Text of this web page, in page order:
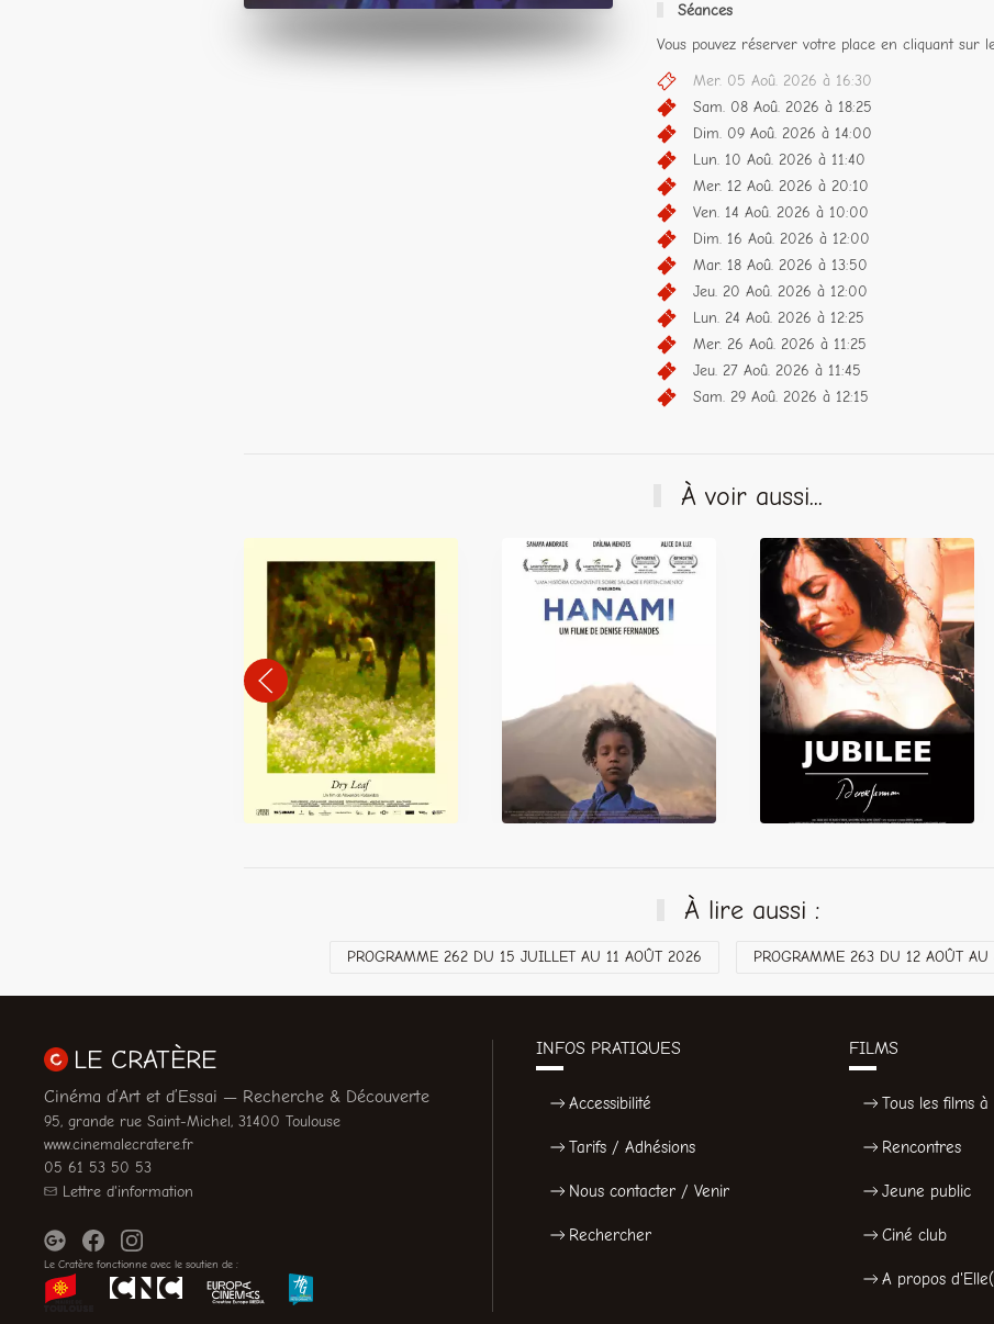
Séances
Vous pouvez réserver votre place en cliquant sur
Mer. 05 Aoû. 2026 à 16:30
Sam. 08 Aoû. 2026 à 18:25
Dim. 09 Aoû. 2026 à 14:00
Lun. 10 Aoû. 2026 à 11:40
Mer. 12 Aoû. 2026 à 20:10
Ven. 14 Aoû. 2026 à 10:00
Dim. 16 Aoû. 2026 à 12:00
Mar. 18 Aoû. 2026 à 13:50
Jeu. 20 Aoû. 2026 à 12:00
Lun. 24 Aoû. 2026 à 12:25
Mer. 26 Aoû. 2026 à 11:25
Jeu. 27 Aoû. 2026 à 11:45
Sam. 29 Aoû. 2026 à 12:15
À voir aussi...
À lire aussi :
PROGRAMME 262 DU 15 JUILLET AU 11 AOÛT 2026 PROGRAMME 263 DU 12 AOÛT
LE CRATÈRE
Cinéma d’Art et d’Essai — Recherche & Découverte
95, grande rue Saint-Michel, 31400 Toulouse
www.cinemalecratere.fr
05 61 53 50 53
Lettre d'information
Le Cratère fonctionne avec le soutien de :
INFOS PRATIQUES
Accessibilité
Tarifs / Adhésions
Nous contacter / Venir
Rechercher
FILMS
Tous les films à
Rencontres
Jeune public
Ciné club
A propos